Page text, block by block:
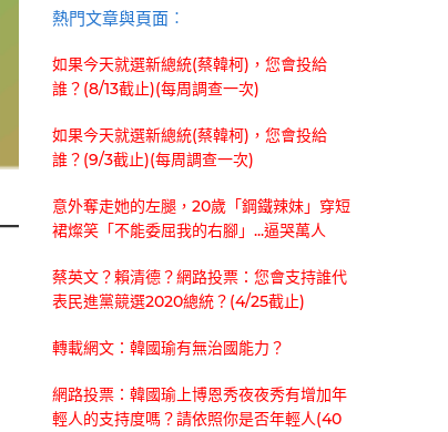
熱門文章與頁面︰
如果今天就選新總統(蔡韓柯)，您會投給
誰？(8/13截止)(每周調查一次)
如果今天就選新總統(蔡韓柯)，您會投給
誰？(9/3截止)(每周調查一次)
意外奪走她的左腿，20歲「鋼鐵辣妹」穿短
裙燦笑「不能委屈我的右腳」...逼哭萬人
蔡英文？賴清德？網路投票：您會支持誰代
表民進黨競選2020總統？(4/25截止)
轉載網文：韓國瑜有無治國能力？
網路投票：韓國瑜上博恩秀夜夜秀有增加年
輕人的支持度嗎？請依照你是否年輕人(40